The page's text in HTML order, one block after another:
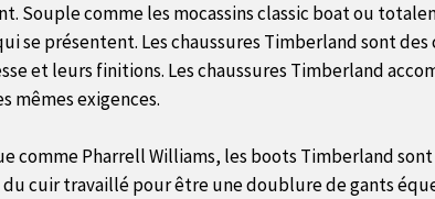
comme les mocassins classic boat ou
se présentent. Les chaussures Timberland sont
et leurs finitions. Les chaussures Timberland
mêmes exigences.
comme Pharrell Williams, les boots Timberland
cuir travaillé pour être une doublure de gants